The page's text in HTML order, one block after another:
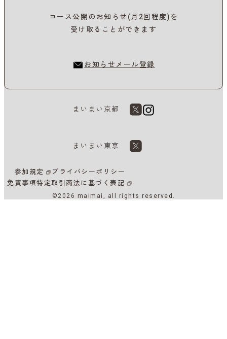
コース公開のお知らせ(月2回程度)を
受け取ることができます
お知らせメール登録
まいまい京都
まいまい東京
参加規定
プライバシーポリシー
免責事項特定取引商法に基づく表記
©2026 maimai, all rights reserved.